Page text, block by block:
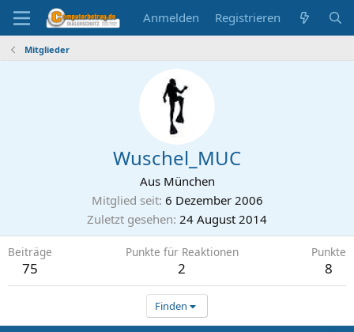
Anmelden Registrieren
Mitglieder
Wuschel_MUC
Aus München
Mitglied seit 6 Dezember 2006
Zuletzt gesehen 24 August 2014
Beiträge
75
Punkte für Reaktionen
2
Punkte
8
Finden